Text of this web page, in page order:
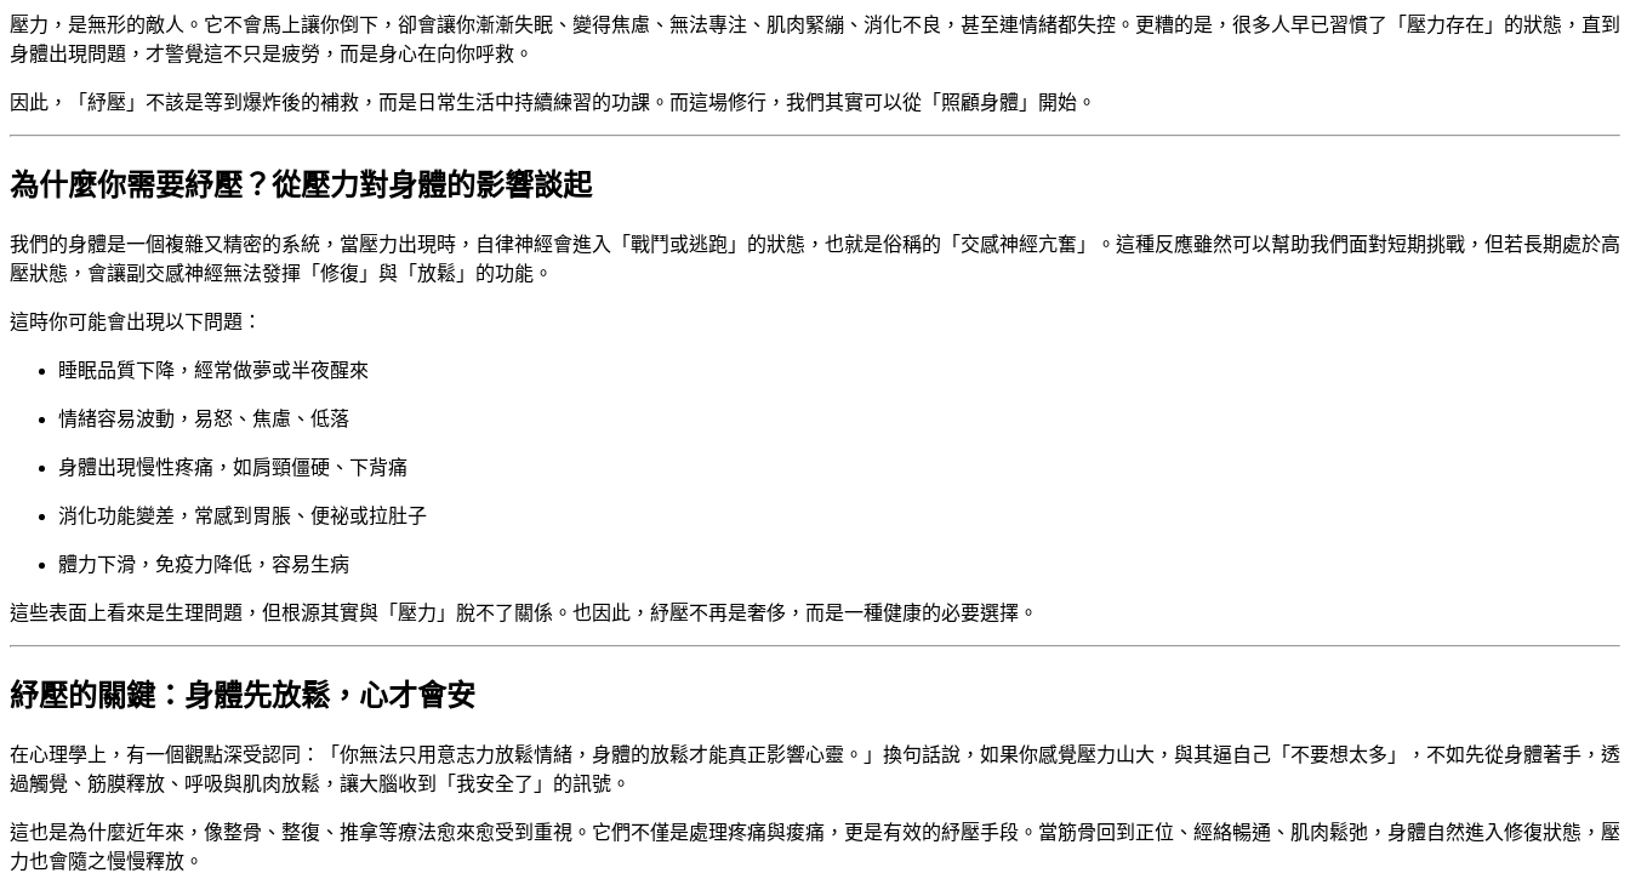
壓力，是無形的敵人。它不會馬上讓你倒下，卻會讓你漸漸失眠、變得焦慮、無法專注、肌肉緊繃、消化不良，甚至連情緒都失控。更糟的是，很多人早已習慣了「壓力存在」的狀態，直到
身體出現問題，才警覺這不只是疲勞，而是身心在向你呼救。
因此，「紓壓」不該是等到爆炸後的補救，而是日常生活中持續練習的功課。而這場修行，我們其實可以從「照顧身體」開始。
為什麼你需要紓壓？從壓力對身體的影響談起
我們的身體是一個複雜又精密的系統，當壓力出現時，自律神經會進入「戰鬥或逃跑」的狀態，也就是俗稱的「交感神經亢奮」。這種反應雖然可以幫助我們面對短期挑戰，但若長期處於高
壓狀態，會讓副交感神經無法發揮「修復」與「放鬆」的功能。
這時你可能會出現以下問題：
睡眠品質下降，經常做夢或半夜醒來
情緒容易波動，易怒、焦慮、低落
身體出現慢性疼痛，如肩頸僵硬、下背痛
消化功能變差，常感到胃脹、便祕或拉肚子
體力下滑，免疫力降低，容易生病
這些表面上看來是生理問題，但根源其實與「壓力」脫不了關係。也因此，紓壓不再是奢侈，而是一種健康的必要選擇。
紓壓的關鍵：身體先放鬆，心才會安
在心理學上，有一個觀點深受認同：「你無法只用意志力放鬆情緒，身體的放鬆才能真正影響心靈。」換句話說，如果你感覺壓力山大，與其逼自己「不要想太多」，不如先從身體著手，透
過觸覺、筋膜釋放、呼吸與肌肉放鬆，讓大腦收到「我安全了」的訊號。
這也是為什麼近年來，像整骨、整復、推拿等療法愈來愈受到重視。它們不僅是處理疼痛與痠痛，更是有效的紓壓手段。當筋骨回到正位、經絡暢通、肌肉鬆弛，身體自然進入修復狀態，壓
力也會隨之慢慢釋放。